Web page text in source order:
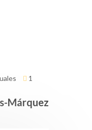
1
Márquez